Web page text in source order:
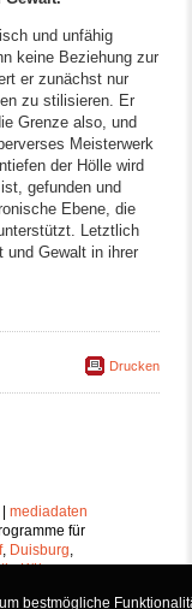
und unfähig
keine Beziehung zur
er zunächst nur
zu stilisieren. Er
Grenze also, und
Meisterwerk
der Hölle wird
gefunden und
Ebene, die
Letztlich
und Gewalt in ihrer
Drucken
mediadaten
für
, Duisburg,
,Köln,
bestmögliche